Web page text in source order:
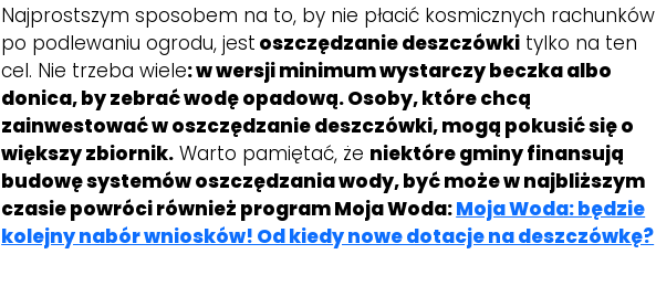
Najprostszym sposobem na to, by nie płacić kosmicznych rachunków
po podlewaniu ogrodu, jest oszczędzanie deszczówki tylko na ten
cel. Nie trzeba wiele: w wersji minimum wystarczy beczka albo
donica, by zebrać wodę opadową. Osoby, które chcą
zainwestować w oszczędzanie deszczówki, mogą pokusić się o
większy zbiornik. Warto pamiętać, że niektóre gminy finansują
budowę systemów oszczędzania wody, być może w najbliższym
czasie powróci również program Moja Woda:Moja Woda: będzie
kolejny nabór wniosków! Od kiedy nowe dotacje na deszczówkę?